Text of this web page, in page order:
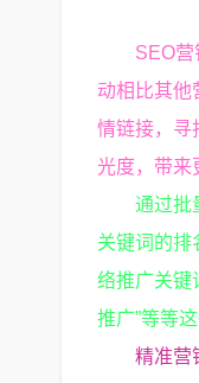
SEO
动相比其他
情链接，寻
光度，带来
通过批
关键词的排
络推广关键
推广”等等
精准营